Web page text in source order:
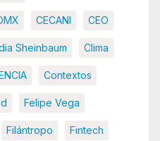
CECANI CEO
Sheinbaum Clima
Contextos
Felipe Vega
Filántropo Fintech